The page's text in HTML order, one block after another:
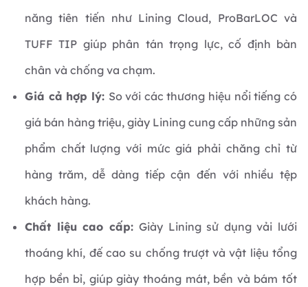
năng tiên tiến như Lining Cloud, ProBarLOC và
TUFF TIP giúp phân tán trọng lực, cố định bàn
chân và chống va chạm.
Giá cả hợp lý: So với các thương hiệu nổi tiếng có
giá bán hàng triệu, giày Lining cung cấp những sản
phẩm chất lượng với mức giá phải chăng chỉ từ
hàng trăm, dễ dàng tiếp cận đến với nhiều tệp
khách hàng.
Chất liệu cao cấp:Giày Lining sử dụng vải lưới
thoáng khí, đế cao su chống trượt và vật liệu tổng
hợp bền bỉ, giúp giày thoáng mát, bền và bám tốt